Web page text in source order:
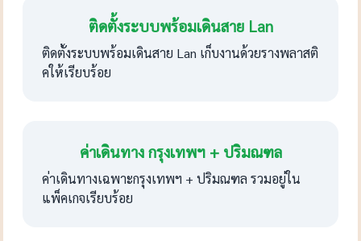
ติดตั้งระบบพร้อมเดินสาย Lan
ติดตั้งระบบพร้อมเดินสาย Lan เก็บงานด้วยรางพลาสติ
คให้เรียบร้อย
ค่าเดินทาง กรุงเทพฯ + ปริมณฑล
ค่าเดินทางเฉพาะกรุงเทพฯ + ปริมณฑล รวมอยู่ใน
แพ็คเกจเรียบร้อย